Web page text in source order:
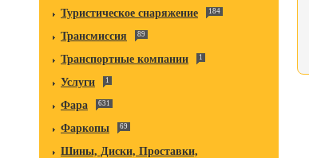
Туристическое снаряжение 184
Трансмиссия 89
Транспортные компании 1
Услуги 1
Фара 631
Фаркопы 69
Шины, Диски, Проставки,